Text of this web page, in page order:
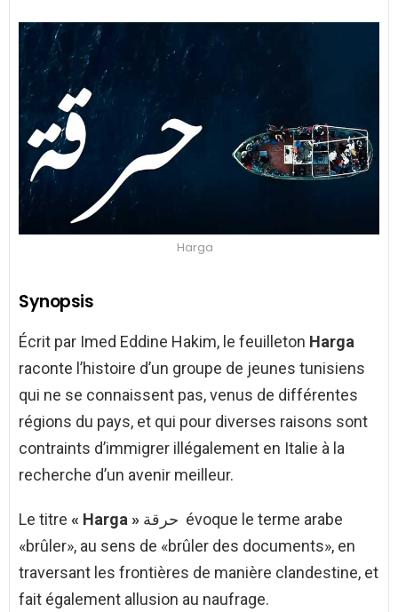
Harga
Synopsis
Écrit par Imed Eddine Hakim, le feuilleton Harga
raconte l’histoire d’un groupe de jeunes tunisiens
qui ne se connaissent pas, venus de différentes
régions du pays, et qui pour diverses raisons sont
contraints d’immigrer illégalement en Italie à la
recherche d’un avenir meilleur.
Le titre « Harga »
«brûler», au sens de «brûler des documents», en
traversant les frontières de manière clandestine, et
fait également allusion au naufrage.